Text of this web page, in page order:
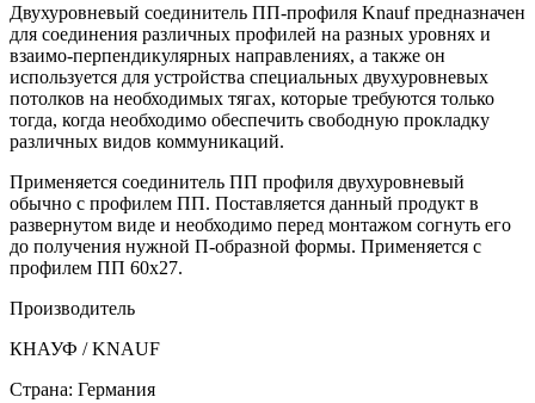
Двухуровневый соединитель ПП-профиля Knauf предназначен
для соединения различных профилей на разных уровнях и
взаимо-перпендикулярных направлениях, а также он
используется для устройства специальных двухуровневых
потолков на необходимых тягах, которые требуются только
тогда, когда необходимо обеспечить свободную прокладку
различных видов коммуникаций.
Применяется соединитель ПП профиля двухуровневый
обычно с профилем ПП. Поставляется данный продукт в
развернутом виде и необходимо перед монтажом согнуть его
до получения нужной П-образной формы. Применяется с
профилем ПП 60х27.
Производитель
КНАУФ / KNAUF
Страна: Германия